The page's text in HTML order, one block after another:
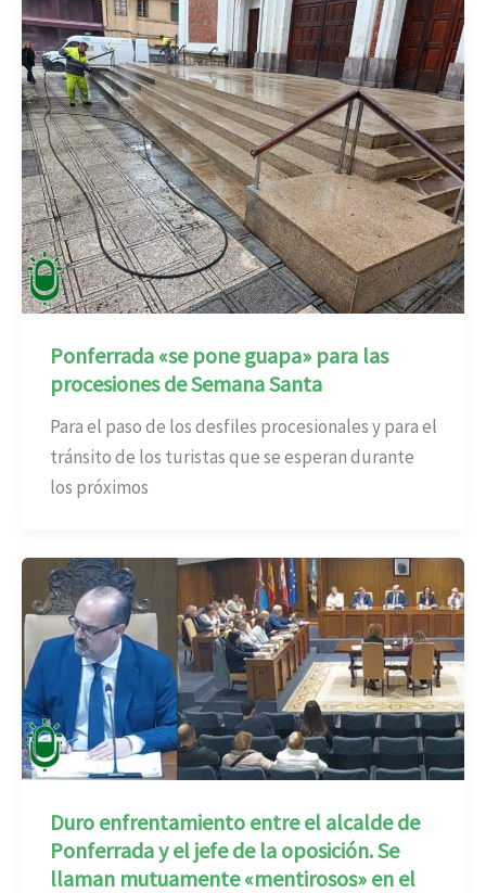
Ponferrada «se pone guapa» para las
procesiones de Semana Santa
Para el paso de los desfiles procesionales y para el
tránsito de los turistas que se esperan durante
los próximos
Duro enfrentamiento entre el alcalde de
Ponferrada y el jefe de la oposición. Se
llaman mutuamente «mentirosos» en el